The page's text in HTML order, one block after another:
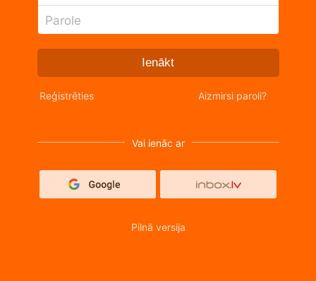
Parole
Ienākt
Reģistrēties Aizmirsi paroli?
Vai ienāc ar
Pilnā versija